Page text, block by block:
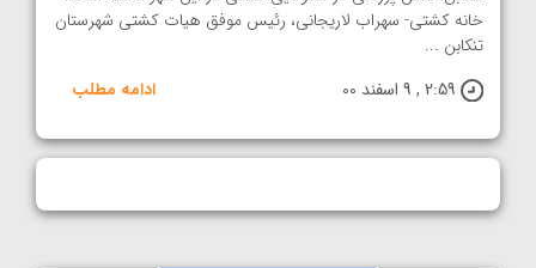
خانه کشتی- سهراب لاریجانی، رئیس موفق هیات کشتی شهرستان
تنکابن ...
2:59 , 9 اسفند 00
ادامه مطلب